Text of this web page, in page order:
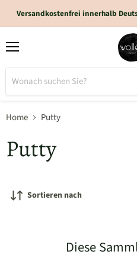
Versandkostenfrei innerhalb
Home Putty
Putty
Sortieren nach
Diese